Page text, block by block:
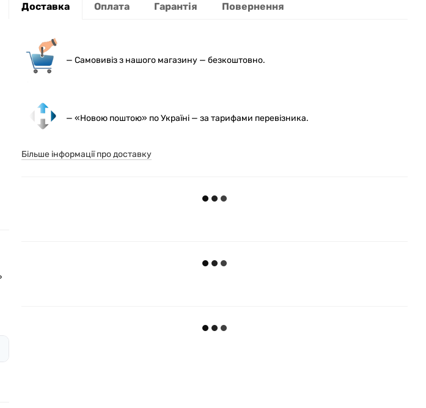
Доставка Оплата Гарантія Повернення
— Самовивіз з нашого магазину — безкоштовно.
— «Новою поштою» по Україні — за тарифами перевізника.
Більше інформації про доставку